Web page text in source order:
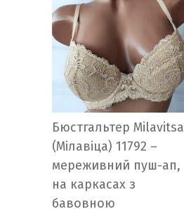
Бюстгальтер Milavitsa
(Мілавіца) 11792 –
мереживний пуш-ап,
на каркасах з
бавовною